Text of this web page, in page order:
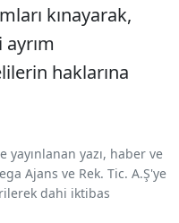
kınayarak,
haklarına
yazı, haber ve
Ajans ve Rek. Tic. A.Ş'ye
dahi iktibas